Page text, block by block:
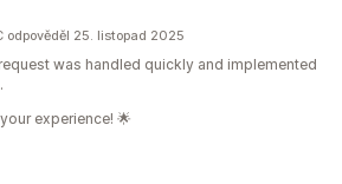
odpověděl 25. listopad 2025
was handled quickly and implemented
experience! 🌟